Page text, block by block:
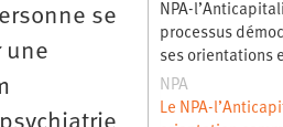
se
une
NPA-
processus
ses orientations
NPA
Le NPA-